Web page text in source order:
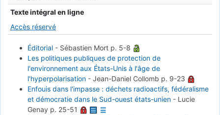
Texte intégral en ligne
Accès réservé
Éditorial - Sébastien Mort p. 5-8
Les politiques publiques de protection de
l'environnement aux États-Unis à l'âge de
l'hyperpolarisation - Jean-Daniel Collomb p. 9-23
Enfouis dans l'impasse : déchets radioactifs, fédéralisme
et démocratie dans le Sud-ouest états-unien - Lucie
Genay p. 25-51